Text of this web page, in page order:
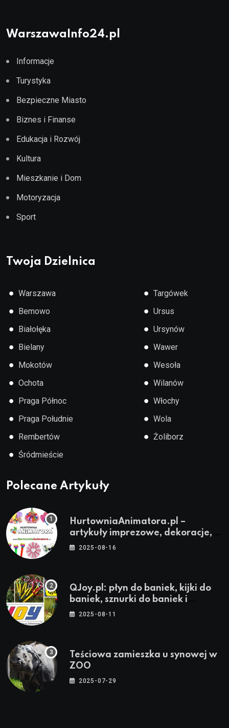
WarszawaInfo24.pl
Informacje
Turystyka
Bezpieczne Miasto
Biznes i Finanse
Edukacja i Rozwój
Kultura
Mieszkanie i Dom
Motoryzacja
Sport
Twoja Dzielnica
● Warszawa
● Bemowo
● Białołęka
● Bielany
● Mokotów
● Ochota
● Praga Północ
● Praga Południe
● Rembertów
● Śródmieście
● Targówek
● Ursus
● Ursynów
● Wawer
● Wesoła
● Wilanów
● Włochy
● Wola
● Żoliborz
Polecane Artykuły
HurtowniaAnimatora.pl –
artykuły imprezowe, dekoracje,
stroje i akcesoria dla animatorów
2025-08-16
QJoy.pl: płyn do baniek, kijki do
baniek, sznurki do baniek i
zestawy do baniek
2025-08-11
Teściowa zamieszka u synowej w
ZOO
2025-07-29